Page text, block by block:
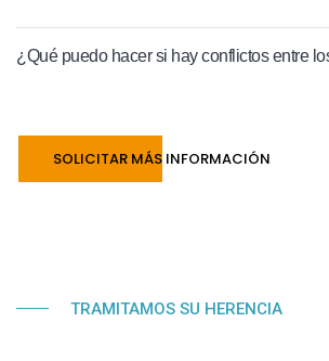
¿Qué puedo hacer si hay conflictos entre
SOLICITAR MÁS INFORMACIÓN
TRAMITAMOS SU HERENCIA